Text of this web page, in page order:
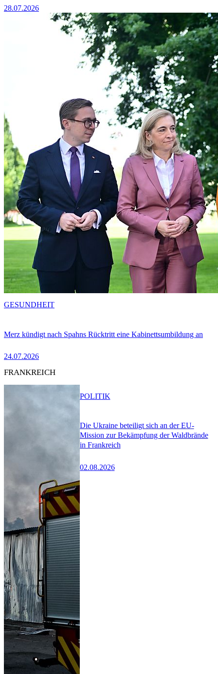
28.07.2026
Merz kündigt nach Spahns Rücktritt eine Kabinettsumbildung an
24.07.2026
GESUNDHEIT
FRANKREICH
Die Ukraine beteiligt sich an der EU-
Mission zur Bekämpfung der Waldbrände
in Frankreich
02.08.2026
POLITIK